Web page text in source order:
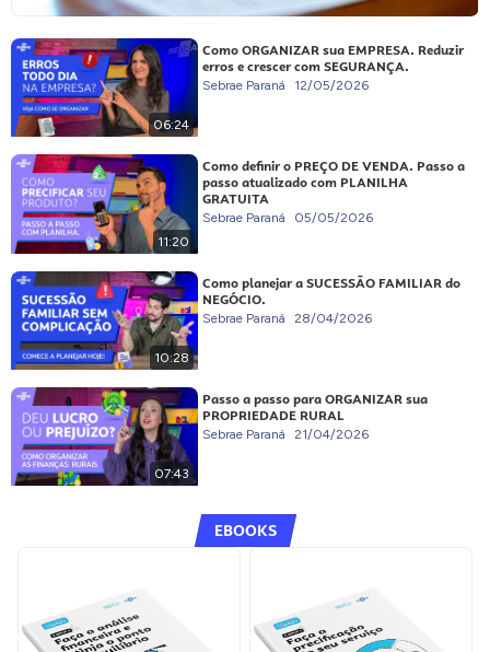
06:24
Como ORGANIZAR sua EMPRESA. Reduzir
erros e crescer com SEGURANÇA.
Sebrae Paraná 12/05/2026
11:20
Como definir o PREÇO DE VENDA. Passo a
passo atualizado com PLANILHA
GRATUITA
Sebrae Paraná 05/05/2026
10:28
Como planejar a SUCESSÃO FAMILIAR do
NEGÓCIO.
Sebrae Paraná 28/04/2026
07:43
Passo a passo para ORGANIZAR sua
PROPRIEDADE RURAL
Sebrae Paraná 21/04/2026
EBOOKS